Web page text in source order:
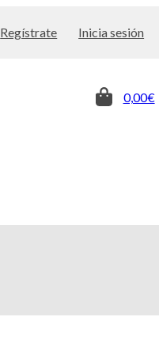
Regístrate Inicia sesión
0,00€